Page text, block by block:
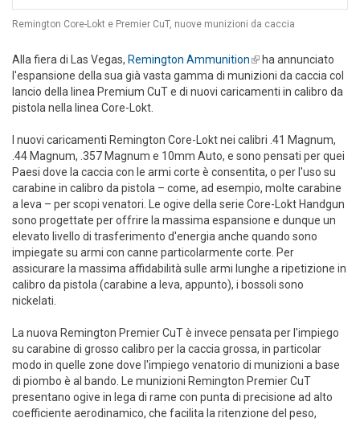
Remington Core-Lokt e Premier CuT, nuove munizioni da caccia
Alla fiera di Las Vegas, Remington Ammunition(link is external)
ha annunciato
l'espansione della sua già vasta gamma di munizioni da caccia col
lancio della linea Premium CuT e di nuovi caricamenti in calibro da
pistola nella linea Core-Lokt.
I nuovi caricamenti Remington Core-Lokt nei calibri .41 Magnum,
.44 Magnum, .357 Magnum e 10mm Auto, e sono pensati per quei
Paesi dove la caccia con le armi corte è consentita, o per l'uso su
carabine in calibro da pistola – come, ad esempio, molte carabine
a leva – per scopi venatori. Le ogive della serie Core-Lokt Handgun
sono progettate per offrire la massima espansione e dunque un
elevato livello di trasferimento d'energia anche quando sono
impiegate su armi con canne particolarmente corte. Per
assicurare la massima affidabilità sulle armi lunghe a ripetizione in
calibro da pistola (carabine a leva, appunto), i bossoli sono
nickelati.
La nuova Remington Premier CuT è invece pensata per l'impiego
su carabine di grosso calibro per la caccia grossa, in particolar
modo in quelle zone dove l'impiego venatorio di munizioni a base
di piombo è al bando. Le munizioni Remington Premier CuT
presentano ogive in lega di rame con punta di precisione ad alto
coefficiente aerodinamico, che facilita la ritenzione del peso,